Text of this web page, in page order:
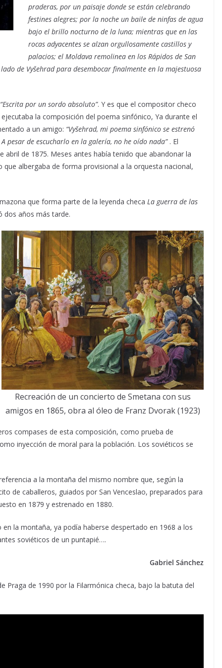
praderas, por un paisaje donde se están celebrando
festines alegres; por la noche un baile de ninfas de agua
bajo el brillo nocturno de la luna; mientras que en las
rocas adyacentes se alzan orgullosamente castillos y
palacios; el Moldava remolinea en los Rápidos de San
de Vyšehrad para desembocar finalmente en la majestuosa
“Escrita por un sordo absoluto”. Y es que el compositor checo
la composición del poema sinfónico, Ya durante el
a un amigo: “Vyšehrad, mi poema sinfónico se estrenó
pesar de escucharlo en la galería, no he oído nada”. El
de 1875. Meses antes había tenido que abandonar la
albergaba de forma provisional a la orquesta nacional,
que forma parte de la leyenda checa La guerra de las
dos años más tarde.
Recreación de un concierto de Smetana con sus
amigos en 1865, obra al óleo de Franz Dvorak (1923)
compases de esta composición, como prueba de
inyección de moral para la población. Los soviéticos se
a la montaña del mismo nombre que, según la
de caballeros, guiados por San Venceslao, preparados para
en 1879 y estrenado en 1880.
la montaña, ya podía haberse despertado en 1968 a los
soviéticos de un puntapié….
Gabriel Sánchez
Praga de 1990 por la Filarmónica checa, bajo la batuta del